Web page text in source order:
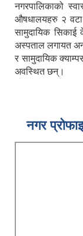
नगरपालिकाको
औषधालयहरु २ वटा,
सामुदायिक
अस्पताल लगायत
र सामुदायिक
अवस्थित छन्।
नगर